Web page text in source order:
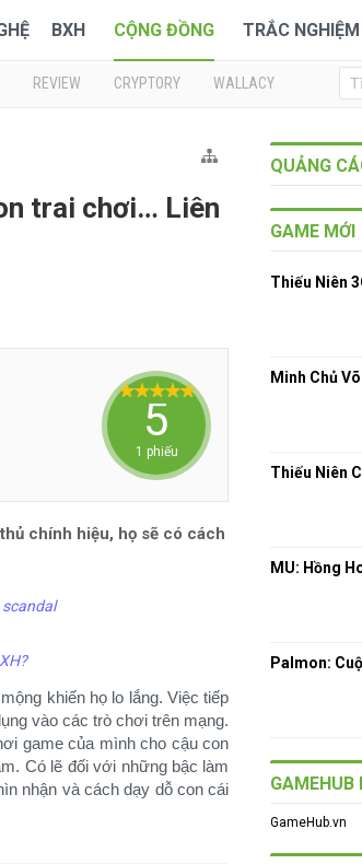
BXH CỘNG ĐỒNG TRẮC NGHIỆM
REVIEW CRYPTORY WALLACY
trai chơi… Liên
5
1 phiếu
chính hiệu, họ sẽ có cách
khiến họ lo lắng. Việc tiếp
vào các trò chơi trên mạng.
game của mình cho cậu con
Có lẽ đối với những bậc làm
nhận và cách dạy dỗ con cái
QUẢNG
GAME MỚI
Thiếu Niên
Minh Chủ
Thiếu Niên
MU: Hồng
Palmon:
GAMEHUB
GameHub.vn